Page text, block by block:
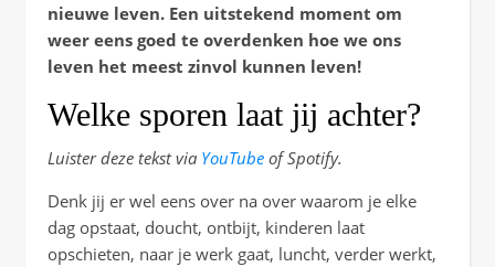
nieuwe leven. Een uitstekend moment om
weer eens goed te overdenken hoe we ons
leven het meest zinvol kunnen leven!
Welke sporen laat jij achter?
Luister deze tekst via YouTube of Spotify.
Denk jij er wel eens over na over waarom je elke
dag opstaat, doucht, ontbijt, kinderen laat
opschieten, naar je werk gaat, luncht, verder werkt,